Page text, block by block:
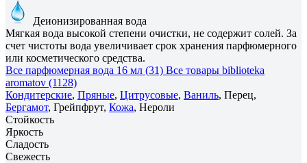
Деионизированная вода
Мягкая вода высокой степени очистки, не содержит солей. За
счет чистоты вода увеличивает срок хранения парфюмерного
или косметического средства.
Все парфюмерная вода 16 мл (31) Все товары biblioteka
aromatov (1128)
Кондитерские, Пряные, Цитрусовые, Ваниль, Перец,
Бергамот, Грейпфрут, Кожа, Нероли
Стойкость
Яркость
Сладость
Свежесть